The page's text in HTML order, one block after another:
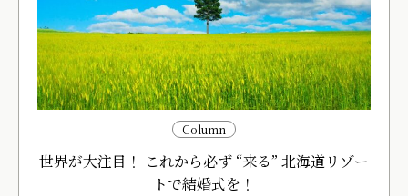
Column
世界が大注目！ これから必ず “来る” 北海道リゾー
トで結婚式を！